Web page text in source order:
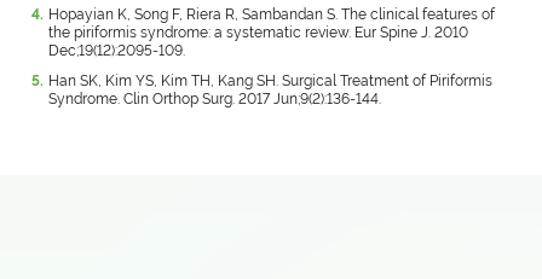
Hopayian K, Song F, Riera R, Sambandan S. The clinical features of
the piriformis syndrome: a systematic review. Eur Spine J. 2010
Dec;19(12):2095-109.
Han SK, Kim YS, Kim TH, Kang SH. Surgical Treatment of Piriformis
Syndrome. Clin Orthop Surg. 2017 Jun;9(2):136-144.